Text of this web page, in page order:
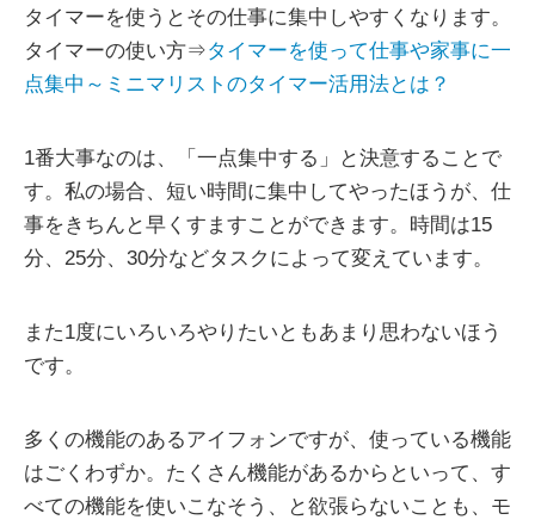
タイマーを使うとその仕事に集中しやすくなります。
タイマーの使い方⇒タイマーを使って仕事や家事に一
点集中～ミニマリストのタイマー活用法とは？
1番大事なのは、「一点集中する」と決意することで
す。私の場合、短い時間に集中してやったほうが、仕
事をきちんと早くすますことができます。時間は15
分、25分、30分などタスクによって変えています。
また1度にいろいろやりたいともあまり思わないほう
です。
多くの機能のあるアイフォンですが、使っている機能
はごくわずか。たくさん機能があるからといって、す
べての機能を使いこなそう、と欲張らないことも、モ